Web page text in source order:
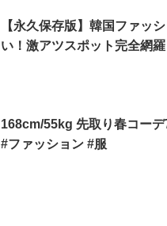
【永久保存版】韓国ファッ
い！激アツスポット完全網羅
168cm/55kg 先取り春コー
#ファッション #服